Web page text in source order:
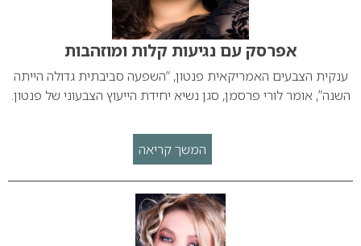
אפרסק עם נגיעות קלות ומוזהבות
ענקית הצבעים האמריקאית פנטון, “השפעה סביבתית גדולה הייתה
השנה”, אומר לורי פרסמן, סגן נשיא יחידת הייעוץ הצבעוני של פנטון.
המשך קריאה